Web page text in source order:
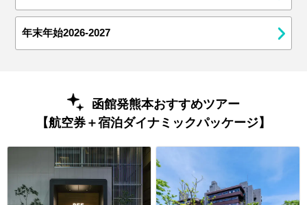
年末年始2026-2027
函館発熊本おすすめツアー
【航空券＋宿泊ダイナミックパッケージ】